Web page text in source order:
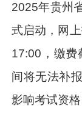
2025年贵州
式启动，网
17:00，缴费
间将无法补
影响考试资格